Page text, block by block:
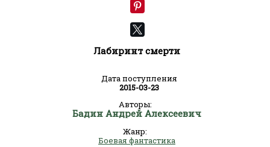
Лабиринт смерти
Дата поступления
2015-03-23
Авторы:
Бадин Андрей Алексеевич
Жанр:
Боевая фантастика